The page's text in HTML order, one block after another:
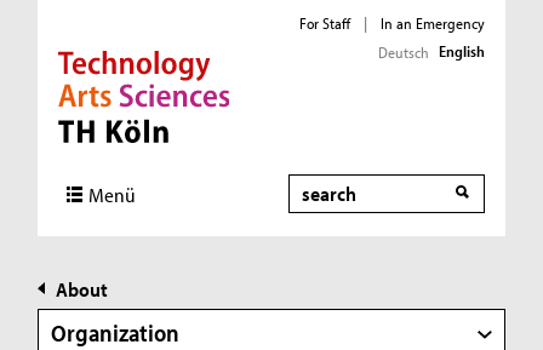
Direkt zur Hauptnavigation
Direkt zur Subnavigation
Direkt zum Inhalt
Direkt zum Fußbereich
For Staff |
In an Emergency
Deutsch English
Menü Search
About
Organization